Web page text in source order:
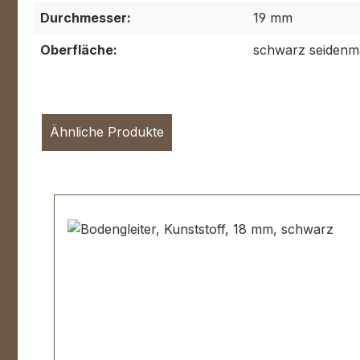
Durchmesser:
19 mm
Oberfläche:
schwarz
Ähnliche Produkte